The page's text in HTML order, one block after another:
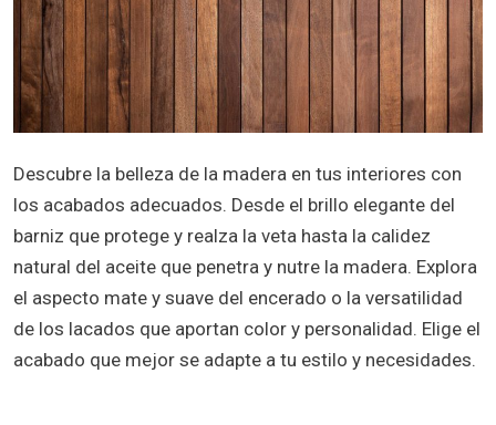
Descubre la belleza de la madera en tus interiores con
los acabados adecuados. Desde el brillo elegante del
barniz que protege y realza la veta hasta la calidez
natural del aceite que penetra y nutre la madera. Explora
el aspecto mate y suave del encerado o la versatilidad
de los lacados que aportan color y personalidad. Elige el
acabado que mejor se adapte a tu estilo y necesidades.